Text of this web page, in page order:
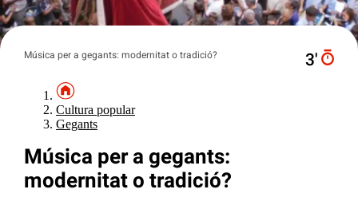
Música per a gegants: modernitat o tradició? 3′
Cultura popular
Gegants
Música per a gegants:
modernitat o tradició?